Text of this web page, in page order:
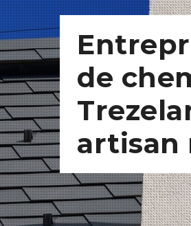
de
artisan